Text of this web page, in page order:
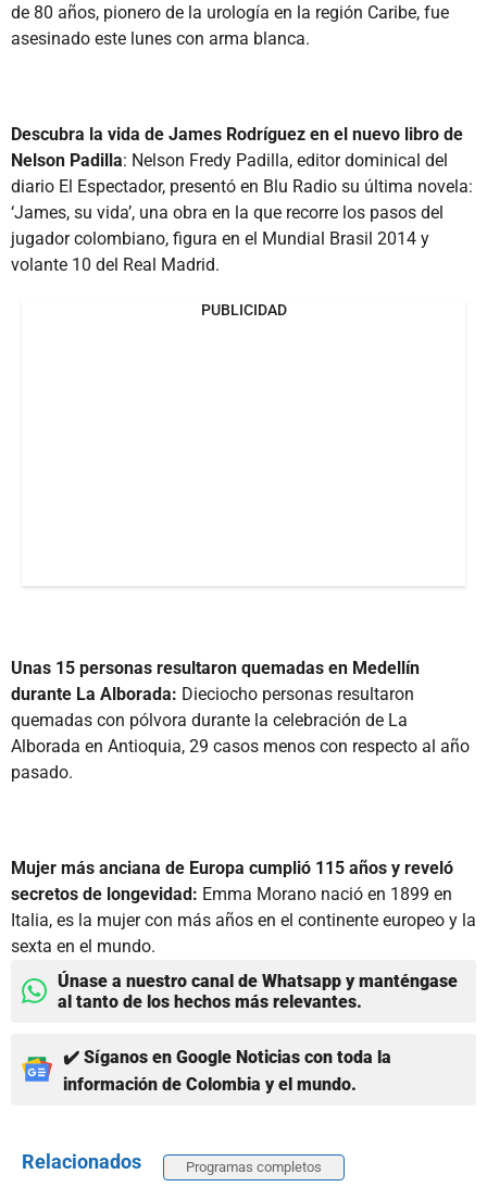
de 80 años, pionero de la urología en la región Caribe, fue
asesinado este lunes con arma blanca.
Descubra la vida de James Rodríguez en el nuevo libro de
Nelson Padilla: Nelson Fredy Padilla, editor dominical del
diario El Espectador, presentó en Blu Radio su última novela:
‘James, su vida’, una obra en la que recorre los pasos del
jugador colombiano, figura en el Mundial Brasil 2014 y
volante 10 del Real Madrid.
PUBLICIDAD
Unas 15 personas resultaron quemadas en Medellín
durante La Alborada: Dieciocho personas resultaron
quemadas con pólvora durante la celebración de La
Alborada en Antioquia, 29 casos menos con respecto al año
pasado.
Mujer más anciana de Europa cumplió 115 años y reveló
secretos de longevidad: Emma Morano nació en 1899 en
Italia, es la mujer con más años en el continente europeo y la
sexta en el mundo.
Únase a nuestro canal de Whatsapp y manténgase
al tanto de los hechos más relevantes.
✔️ Síganos en Google Noticias con toda la
información de Colombia y el mundo.
Relacionados Programas completos